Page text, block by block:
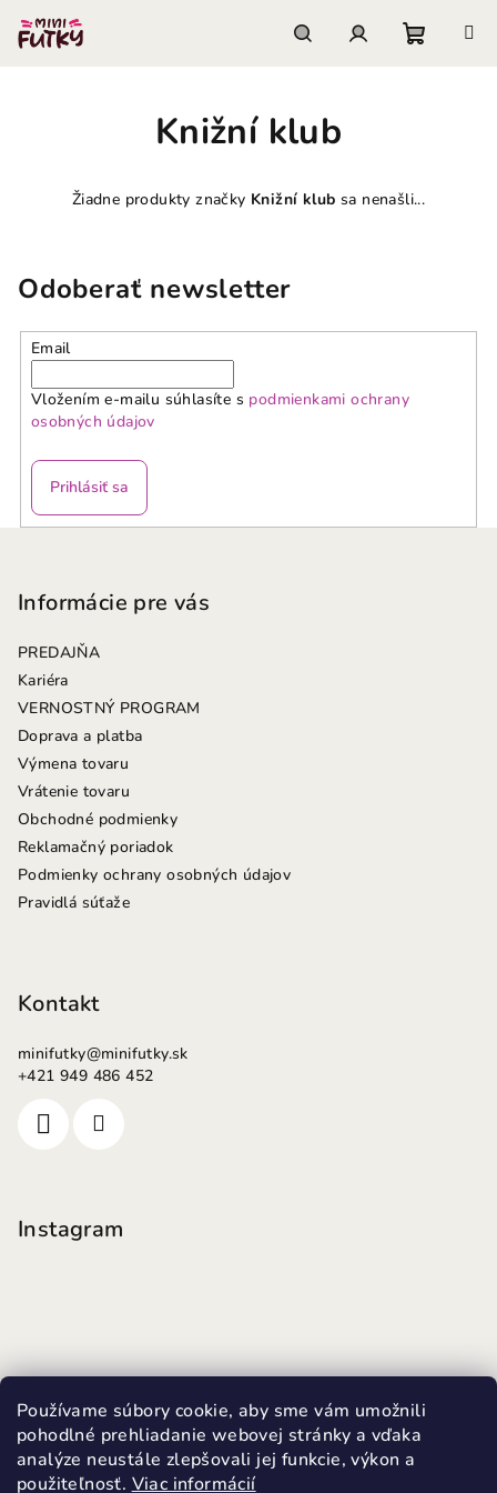
Používame súbory cookie, aby sme vám umožnili
pohodlné prehliadanie webovej stránky a vďaka
analýze neustále zlepšovali jej funkcie, výkon a
použiteľnosť. Viac informácií
obsah
Knižní klub
Žiadne produkty značky Knižní klub sa nenašli...
Odoberať newsletter
Email
Vložením e-mailu súhlasíte s podmienkami ochrany
osobných údajov
Prihlásiť sa
Informácie pre vás
PREDAJŇA
Kariéra
VERNOSTNÝ PROGRAM
Doprava a platba
Výmena tovaru
Vrátenie tovaru
Obchodné podmienky
Reklamačný poriadok
Podmienky ochrany osobných údajov
Pravidlá súťaže
Kontakt
minifutky@minifutky.sk
+421 949 486 452
Instagram